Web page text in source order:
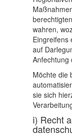
wahren,
Eingreifens
auf
Anfechtung
Möchte die
sie sich
i) Recht